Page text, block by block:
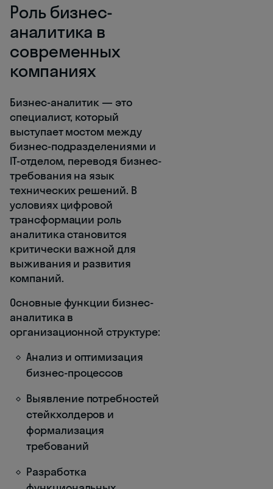
Роль бизнес-
аналитика в
современных
компаниях
Бизнес-аналитик — это
специалист, который
выступает мостом между
бизнес-подразделениями и
IT-отделом, переводя бизнес-
требования на язык
технических решений. В
условиях цифровой
трансформации роль
аналитика становится
критически важной для
выживания и развития
компаний.
Основные функции бизнес-
аналитика в
организационной структуре:
Анализ и оптимизация
бизнес-процессов
Выявление потребностей
стейкхолдеров и
формализация
требований
Разработка